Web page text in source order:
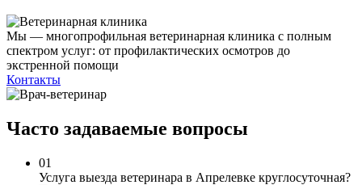
Мы — многопрофильная ветеринарная клиника с полным
спектром услуг: от профилактических осмотров до
экстренной помощи
Контакты
Часто задаваемые вопросы
01
Услуга выезда ветеринара в Апрелевке круглосуточная?